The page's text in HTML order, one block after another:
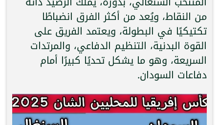
من النقاط، ويُعد من أكثر الفرق انضباطًا
تكتيكيًا في البطولة، ويعتمد الفريق على
القوة البدنية، التنظيم الدفاعي، والمرتدات
السريعة، وهو ما يشكل تحديًا كبيرًا أمام
دفاعات السودان.